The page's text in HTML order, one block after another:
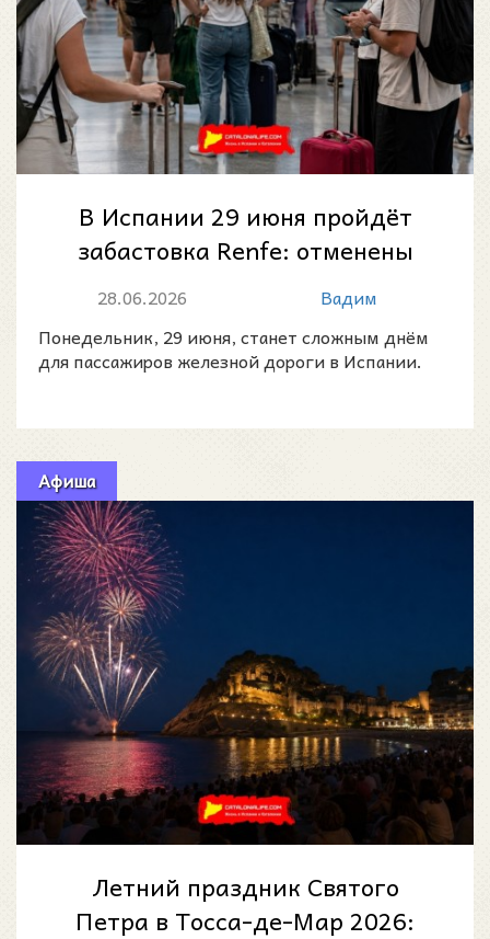
В Испании 29 июня пройдёт
забастовка Renfe: отменены
320 поездов, в Каталонии
сократят Rod...
28.06.2026
Вадим
Понедельник, 29 июня, станет сложным днём
для пассажиров железной дороги в Испании.
Афиша
Летний праздник Святого
Петра в Тосса-де-Мар 2026: